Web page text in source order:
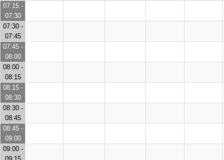
07:15 -
07:30
07:30 -
07:45
07:45 -
08:00
08:00 -
08:15
08:15 -
08:30
08:30 -
08:45
08:45 -
09:00
09:00 -